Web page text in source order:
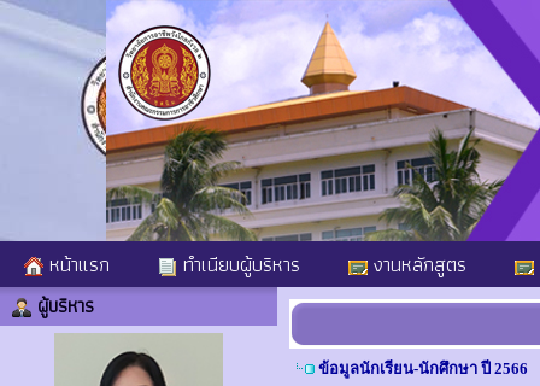
หน้าแรก ทำเนียบผู้บริหาร งานหลักสูตร
ผู้บริหาร
ข้อมูลนักเรียน-นักศึกษา ปี 2566